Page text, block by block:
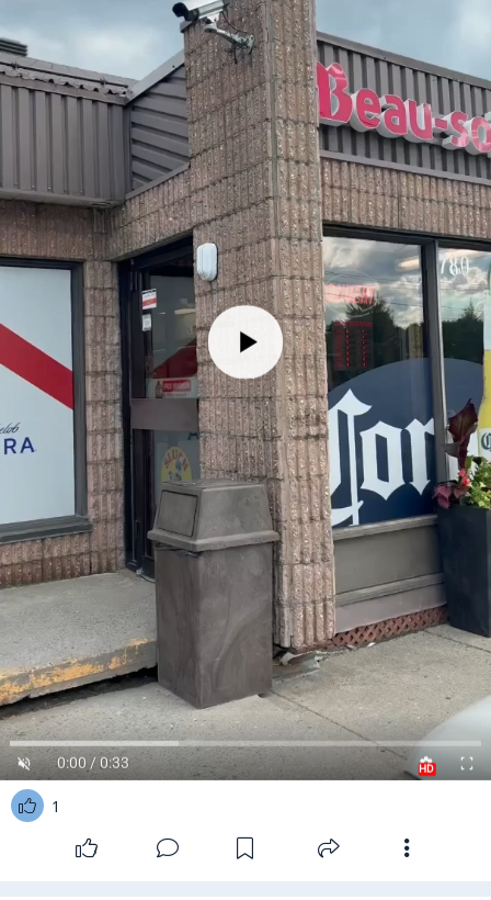
0:00 / 0:33 HD
1